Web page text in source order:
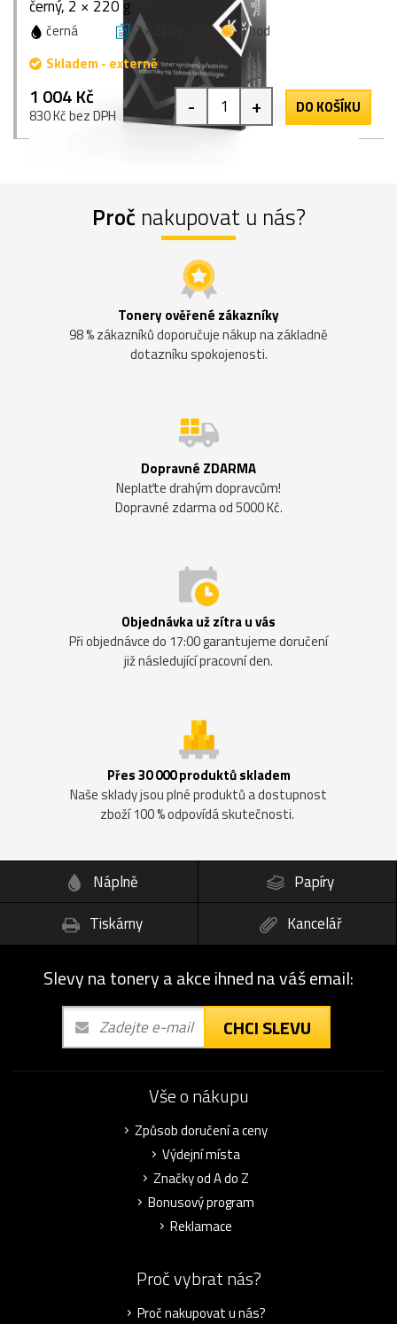
černý, 2 × 220 g
černá 2 × 220 g
1 bod
Skladem - externě
1 004 Kč
830 Kč bez DPH - + DO KOŠÍKU
Proč nakupovat u nás?
Tonery ověřené zákazníky
98 % zákazníků doporučuje nákup na základně
dotazníku spokojenosti.
Dopravné ZDARMA
Neplaťte drahým dopravcům!
Dopravné zdarma od 5000 Kč.
Objednávka už zítra u vás
Při objednávce do 17:00 garantujeme doručení
již následující pracovní den.
Přes 30 000 produktů skladem
Naše sklady jsou plné produktů a dostupnost
zboží 100 % odpovídá skutečnosti.
Náplně
Papíry
Tiskárny
Kancelář
Slevy na tonery a akce ihned na váš email:
CHCI SLEVU
Vše o nákupu
Způsob doručení a ceny
Výdejní místa
Značky od A do Z
Bonusový program
Reklamace
Proč vybrat nás?
Proč nakupovat u nás?